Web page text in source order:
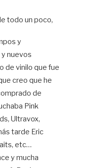
todo un poco,
y
nuevos
de vinilo que fue
creo que he
de
Pink
Ultravox,
tarde Eric
etc…
y mucha